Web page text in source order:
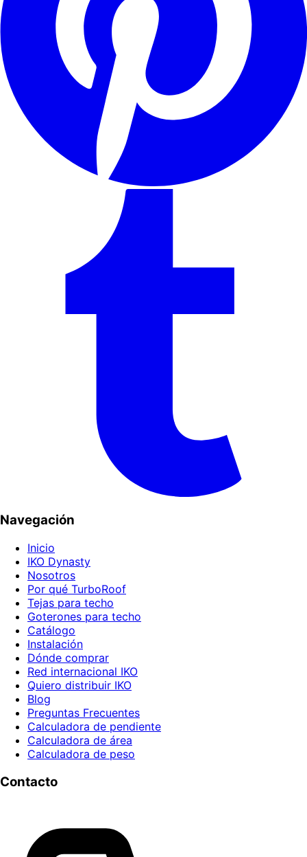
Navegación
Inicio
IKO Dynasty
Nosotros
Por qué TurboRoof
Tejas para techo
Goterones para techo
Catálogo
Instalación
Dónde comprar
Red internacional IKO
Quiero distribuir IKO
Blog
Preguntas Frecuentes
Calculadora de pendiente
Calculadora de área
Calculadora de peso
Contacto